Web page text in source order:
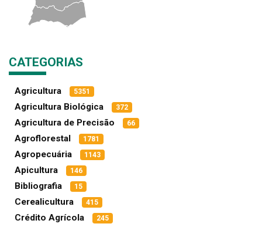
CATEGORIAS
Agricultura 5351
Agricultura Biológica 372
Agricultura de Precisão 66
Agroflorestal 1781
Agropecuária 1143
Apicultura 146
Bibliografia 15
Cerealicultura 415
Crédito Agrícola 245